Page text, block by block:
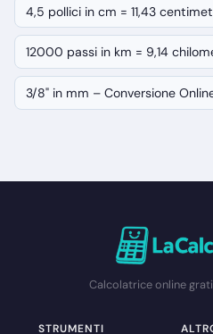
4,5 pollici in cm = 11,43
12000 passi in km = 9,14
3/8" in mm – Conversione
Calcolatrice online
STRUMENTI